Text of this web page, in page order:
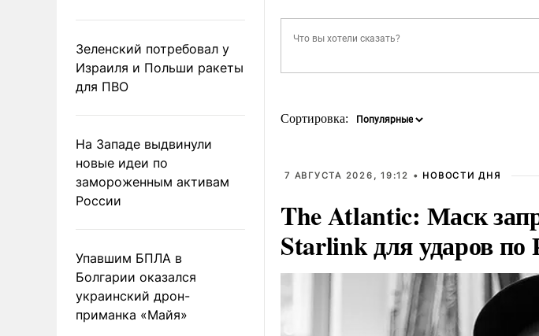
Зеленский потребовал у
Израиля и Польши ракеты
для ПВО
На Западе выдвинули
новые идеи по
замороженным активам
России
Упавшим БПЛА в
Болгарии оказался
украинский дрон-
приманка «Майя»
Сортировка:
7 АВГУСТА 2026, 19:12 • НОВОСТИ ДНЯ
The Atlantic: Маск
Starlink для ударов по